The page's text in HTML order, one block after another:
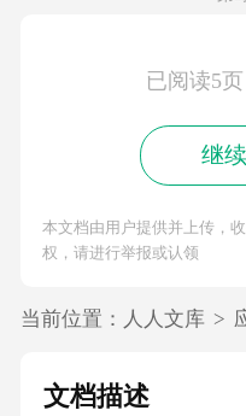
已阅读5
继
本文档由用户提供并上传，
权，请进行举报或认领
当前位置： 人人文库 >
文档描述